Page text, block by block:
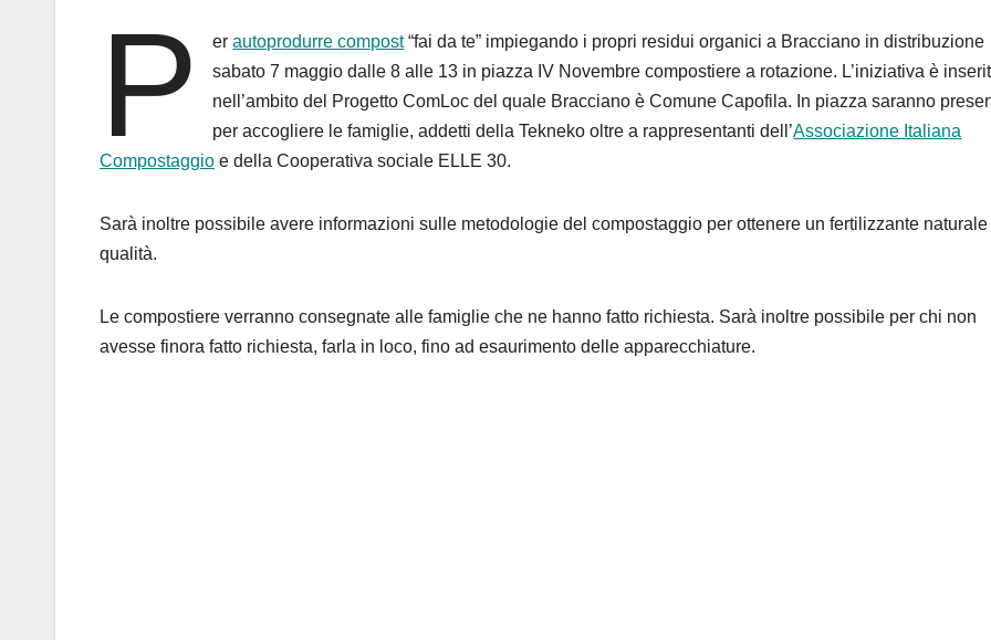
P erautoprodurre compost“fai da te” impiegando i propri residui organici a Bracciano in distribuzione
sabato 7 maggio dalle 8 alle 13 in piazza IV Novembre compostiere a rotazione. L’iniziativa è
nell’ambito del Progetto ComLoc del quale Bracciano è Comune Capofila. In piazza saranno
per accogliere le famiglie, addetti della Tekneko oltre a rappresentanti dell’Associazione Italiana
Compostaggio e della Cooperativa sociale ELLE 30.
Sarà inoltre possibile avere informazioni sulle metodologie del compostaggio per ottenere un fertilizzante naturale
qualità.
Le compostiere verranno consegnate alle famiglie che ne hanno fatto richiesta. Sarà inoltre possibile per chi non
avesse finora fatto richiesta, farla in loco, fino ad esaurimento delle apparecchiature.